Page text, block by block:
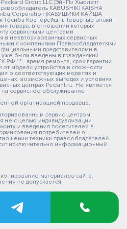
Group LLC (ЭйчПи Хьюлетт
KABUSHIKI KAISHA
Corporation (КАБУШИКИ КАЙША
Корпорейшн). Товарные знаки
товара, в отношении которых
сервисными центрами
в неавторизованных сервисных
с компаниями Правообладателями
представителями в
были введены в гражданский
РФ ** - время ремонта, срок гарантии
от модели устройства и сложности
о соответствующих моделях и
возможных выгодах и условиях
центрах Pedant.ru. Не является
сервисное обслуживание
организацией продавца,
сервис центром.
не с целью индивидуализации
и введения посетителей в
потребителей о
техники правообладателей.
исключительно информационный
материалов сайта,
не допускается.